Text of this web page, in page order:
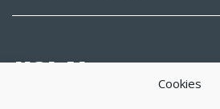
Cookies
HOLA!